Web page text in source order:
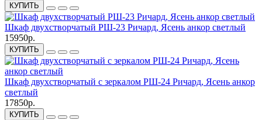
КУПИТЬ
Шкаф двухстворчатый РШ-23 Ричард, Ясень анкор светлый
15950р.
КУПИТЬ
Шкаф двухстворчатый с зеркалом РШ-24 Ричард, Ясень анкор
светлый
17850р.
КУПИТЬ